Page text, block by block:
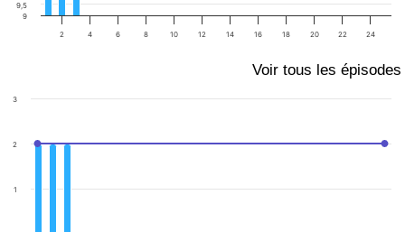
2 4 6 8 10 12 14 16 18 20 22 24
9
9,5
Voir tous les épisodes
1
2
3